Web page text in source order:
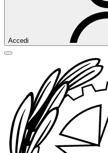
Accedi